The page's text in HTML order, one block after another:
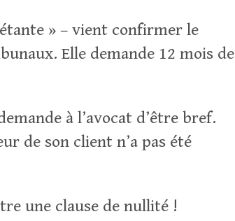
» – vient confirmer le
Elle demande 12 mois de
à l’avocat d’être bref.
de son client n’a pas été
une clause de nullité !